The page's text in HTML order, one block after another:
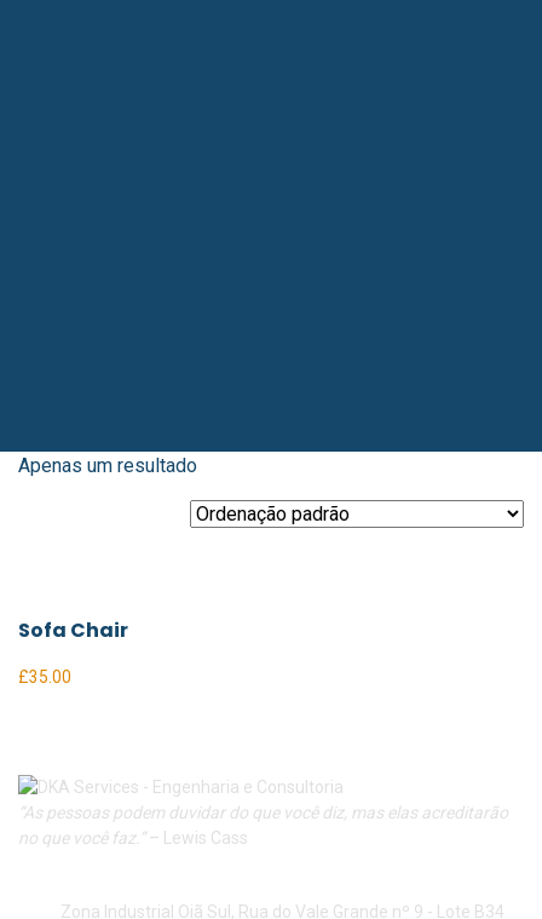
Apenas um resultado
Sofa Chair
£35.00
“As pessoas podem duvidar do que você diz, mas elas acreditarão
no que você faz.”– Lewis Cass
Zona Industrial Oiã Sul, Rua do Vale Grande nº 9 - Lote B34